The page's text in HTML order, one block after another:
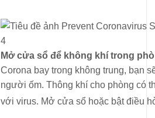
4
Mở cửa sổ để không khí trong
Corona bay trong không trung, bạn
người ốm. Thông khí cho phòng có
với virus. Mở cửa sổ hoặc bật điều